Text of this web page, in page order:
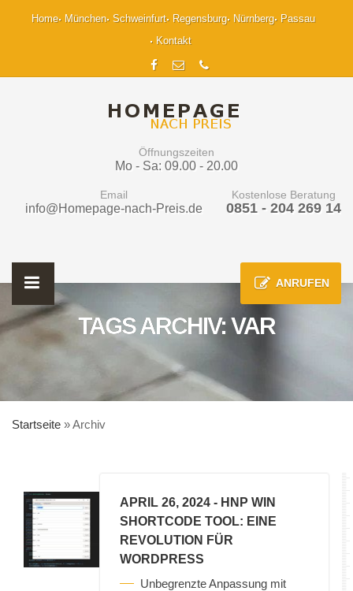
Home München Schweinfurt Regensburg Nürnberg
Passau
Kontakt
Öffnungszeiten
Mo - Sa: 09.00 - 20.00
Email
info@Homepage-nach-Preis.de
Kostenlose Beratung
0851 - 204 269 14
ANRUFEN
TAGS ARCHIV: VAR
Startseite »Archiv
APRIL 26, 2024 - HNP WIN
SHORTCODE TOOL: EINE
REVOLUTION FÜR
WORDPRESS
Unbegrenzte Anpassung mit